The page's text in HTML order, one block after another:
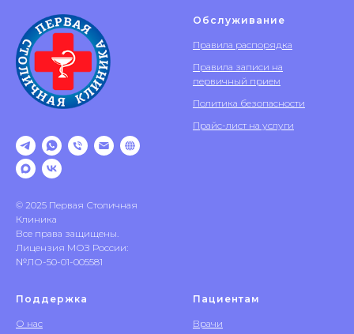
© 2025 Первая Столичная
Клиника
Все права защищены.
Лицензия МОЗ России:
№ЛО-50-01-005581
Обслуживание
Правила распорядка
Правила записи на
первичный прием
Политика безопасности
Прайс-лист на услуги
Поддержка
О нас
Пациентам
Врачи